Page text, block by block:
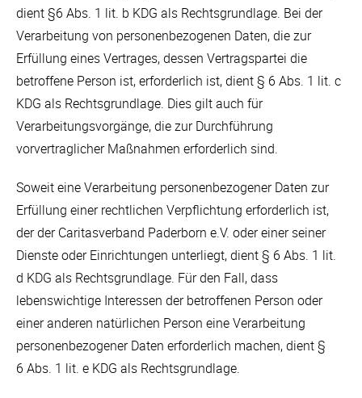
dient §6 Abs. 1 lit. b KDG als Rechtsgrundlage. Bei der
Verarbeitung von personenbezogenen Daten, die zur
Erfüllung eines Vertrages, dessen Vertragspartei die
betroffene Person ist, erforderlich ist, dient § 6 Abs. 1 lit. c
KDG als Rechtsgrundlage. Dies gilt auch für
Verarbeitungsvorgänge, die zur Durchführung
vorvertraglicher Maßnahmen erforderlich sind.
Soweit eine Verarbeitung personenbezogener Daten zur
Erfüllung einer rechtlichen Verpflichtung erforderlich ist,
der der Caritasverband Paderborn e.V. oder einer seiner
Dienste oder Einrichtungen unterliegt, dient § 6 Abs. 1 lit.
d KDG als Rechtsgrundlage. Für den Fall, dass
lebenswichtige Interessen der betroffenen Person oder
einer anderen natürlichen Person eine Verarbeitung
personenbezogener Daten erforderlich machen, dient §
6 Abs. 1 lit. e KDG als Rechtsgrundlage.